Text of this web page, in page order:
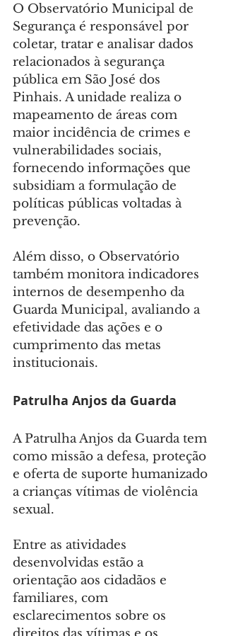
O Observatório Municipal de
Segurança é responsável por
coletar, tratar e analisar dados
relacionados à segurança
pública em São José dos
Pinhais. A unidade realiza o
mapeamento de áreas com
maior incidência de crimes e
vulnerabilidades sociais,
fornecendo informações que
subsidiam a formulação de
políticas públicas voltadas à
prevenção.
Além disso, o Observatório
também monitora indicadores
internos de desempenho da
Guarda Municipal, avaliando a
efetividade das ações e o
cumprimento das metas
institucionais.
Patrulha Anjos da Guarda
A Patrulha Anjos da Guarda tem
como missão a defesa, proteção
e oferta de suporte humanizado
a crianças vítimas de violência
sexual.
Entre as atividades
desenvolvidas estão a
orientação aos cidadãos e
familiares, com
esclarecimentos sobre os